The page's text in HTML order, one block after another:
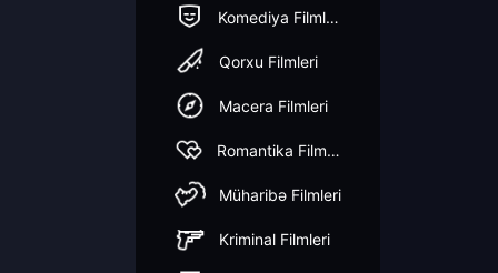
Komediya Filmleri
Qorxu Filmleri
Macera Filmleri
Romantika Filmleri
Müharibə Filmleri
Kriminal Filmleri